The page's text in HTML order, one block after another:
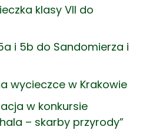
klasy VII do
i 5b do Sandomierza i
wycieczce w Krakowie
w konkursie
– skarby przyrody”